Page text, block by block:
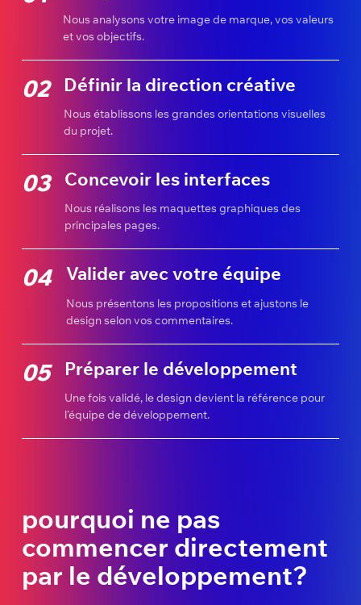
Nous analysons votre image de marque, vos valeurs
et vos objectifs.
Définir la direction créative
Nous établissons les grandes orientations visuelles
du projet.
02
Concevoir les interfaces
Nous réalisons les maquettes graphiques des
principales pages.
03
Valider avec votre équipe
Nous présentons les propositions et ajustons le
design selon vos commentaires.
04
Préparer le développement
Une fois validé, le design devient la référence pour
l’équipe de développement.
05
pourquoi ne pas
commencer directement
par le développement?